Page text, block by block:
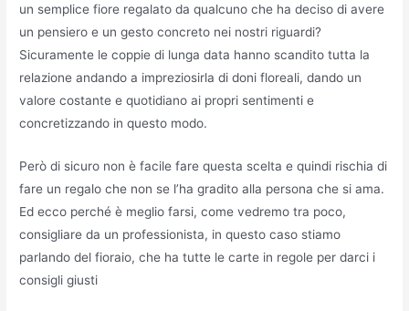
un semplice fiore regalato da qualcuno che ha deciso di avere
un pensiero e un gesto concreto nei nostri riguardi?
Sicuramente le coppie di lunga data hanno scandito tutta la
relazione andando a impreziosirla di doni floreali, dando un
valore costante e quotidiano ai propri sentimenti e
concretizzando in questo modo.
Però di sicuro non è facile fare questa scelta e quindi rischia di
fare un regalo che non se l’ha gradito alla persona che si ama.
Ed ecco perché è meglio farsi, come vedremo tra poco,
consigliare da un professionista, in questo caso stiamo
parlando del fioraio, che ha tutte le carte in regole per darci i
consigli giusti